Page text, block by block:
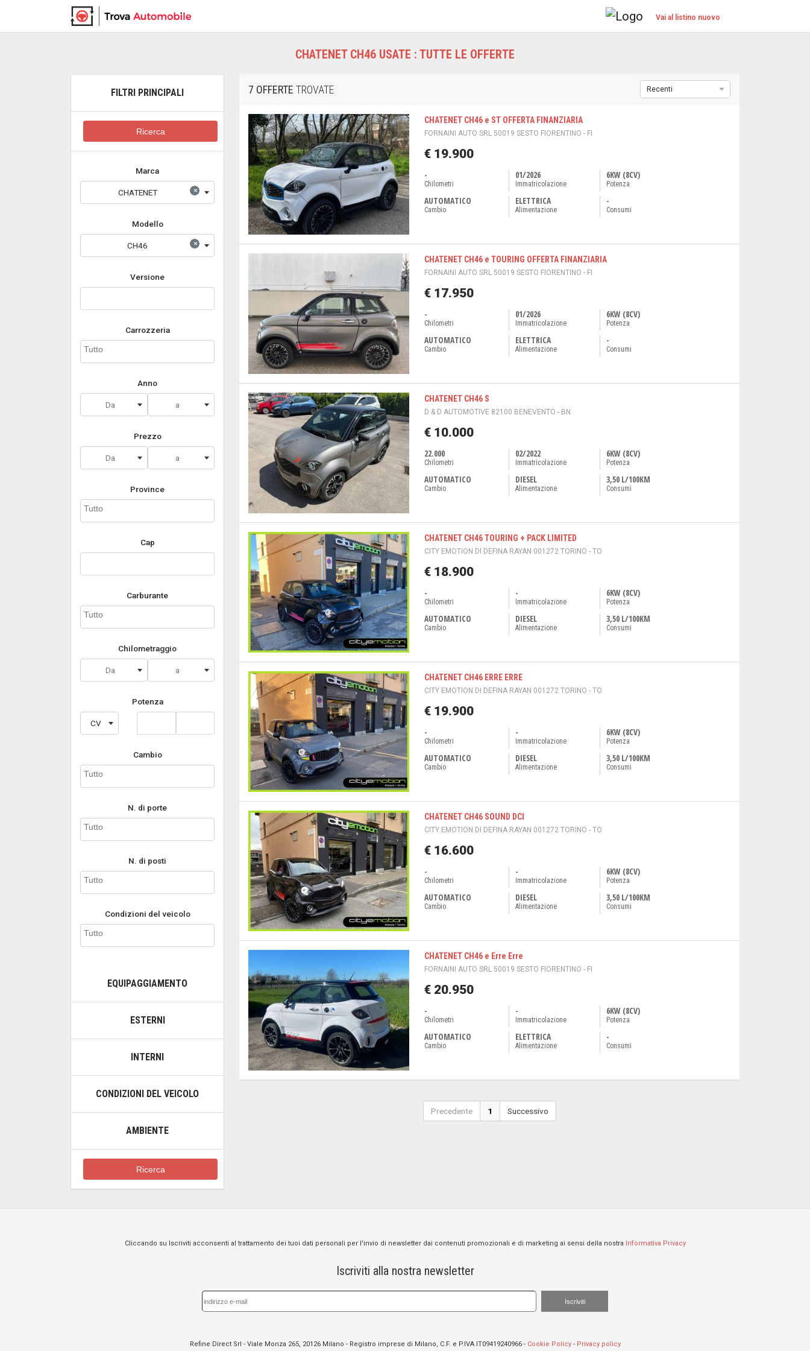
Vai al listino nuovo
CHATENET CH46 USATE : TUTTE LE OFFERTE
FILTRI PRINCIPALI
Ricerca
Marca
×
CHATENET
Modello
×
CH46
Versione
Carrozzeria
Anno
Da a
Prezzo
Da a
Province
Cap
Carburante
Chilometraggio
Da a
Potenza
CV
Cambio
N. di porte
N. di posti
Condizioni del veicolo
EQUIPAGGIAMENTO
ESTERNI
INTERNI
CONDIZIONI DEL VEICOLO
AMBIENTE
Ricerca
7 OFFERTE TROVATE Recenti
CHATENET CH46 e ST OFFERTA FINANZIARIA
FORNAINI AUTO SRL 50019 SESTO FIORENTINO - FI
€ 19.900
-
Chilometri
01/2026
Immatricolazione
6KW (8CV)
Potenza
AUTOMATICO
Cambio
ELETTRICA
Alimentazione
-
Consumi
CHATENET CH46 e TOURING OFFERTA FINANZIARIA
FORNAINI AUTO SRL 50019 SESTO FIORENTINO - FI
€ 17.950
-
Chilometri
01/2026
Immatricolazione
6KW (8CV)
Potenza
AUTOMATICO
Cambio
ELETTRICA
Alimentazione
-
Consumi
CHATENET CH46 S
D & D AUTOMOTIVE 82100 BENEVENTO - BN
€ 10.000
22.000
Chilometri
02/2022
Immatricolazione
6KW (8CV)
Potenza
AUTOMATICO
Cambio
DIESEL
Alimentazione
3,50 L/100KM
Consumi
CHATENET CH46 TOURING + PACK LIMITED
CITY EMOTION DI DEFINA RAYAN 001272 TORINO - TO
€ 18.900
-
Chilometri
-
Immatricolazione
6KW (8CV)
Potenza
AUTOMATICO
Cambio
DIESEL
Alimentazione
3,50 L/100KM
Consumi
CHATENET CH46 ERRE ERRE
CITY EMOTION DI DEFINA RAYAN 001272 TORINO - TO
€ 19.900
-
Chilometri
-
Immatricolazione
6KW (8CV)
Potenza
AUTOMATICO
Cambio
DIESEL
Alimentazione
3,50 L/100KM
Consumi
CHATENET CH46 SOUND DCI
CITY EMOTION DI DEFINA RAYAN 001272 TORINO - TO
€ 16.600
-
Chilometri
-
Immatricolazione
6KW (8CV)
Potenza
AUTOMATICO
Cambio
DIESEL
Alimentazione
3,50 L/100KM
Consumi
CHATENET CH46 e Erre Erre
FORNAINI AUTO SRL 50019 SESTO FIORENTINO - FI
€ 20.950
-
Chilometri
-
Immatricolazione
6KW (8CV)
Potenza
AUTOMATICO
Cambio
ELETTRICA
Alimentazione
-
Consumi
Precedente 1 Successivo
Cliccando su Iscriviti acconsenti al trattamento dei tuoi dati personali per l'invio di newsletter dai contenuti promozionali e di marketing ai sensi della nostra Informativa Privacy
Iscriviti alla nostra newsletter
Iscriviti
Refine Direct Srl - Viale Monza 265, 20126 Milano - Registro imprese di Milano, C.F. e P.IVA IT09419240966 - Cookie Policy- Privacy policy